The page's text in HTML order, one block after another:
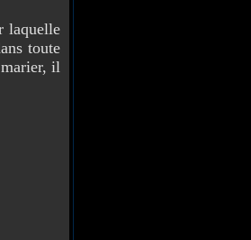
laquelle
toute
il